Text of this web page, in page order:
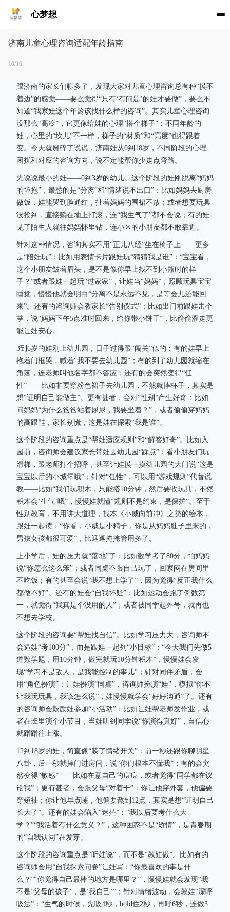
心梦想
济南儿童心理咨询适配年龄指南
10/16
跟济南的家长们聊多了，发现大家对儿童心理咨询总有种“摸不
着边”的感觉——要么觉得“只有‘有问题’的娃才要做”，要么不
知道“我家娃这个年龄该找什么样的咨询”。其实儿童心理咨询
没那么“高冷”，它更像给娃的心理“搭个梯子”：不同年龄的
娃，心里的“坎儿”不一样，梯子的“材质”和“高度”也得跟着
变。今天就掰碎了说说，济南娃从0到18岁，不同阶段的心理
困扰和对应的咨询方向，说不定能帮你少走点弯路。
先说说最小的娃——0到3岁的幼儿。这个阶段的娃刚脱离“妈妈
的怀抱”，最愁的是“分离”和“情绪说不出口”：比如妈妈去厨房
做饭，娃能哭到脸通红，扯着妈妈的围裙不放；或者想要玩具
没抢到，直接躺在地上打滚，连“我生气了”都不会说；有的娃
见了陌生人就往妈妈怀里钻，连小区的小朋友都不敢靠近。
针对这种情况，咨询其实不用“正儿八经”坐在椅子上——更多
是“陪娃玩”：比如用表情卡片跟娃玩“猜猜我是谁”：“宝宝看，
这个小朋友皱着眉头，是不是像你早上找不到小熊时的样
子？”或者跟娃一起玩“过家家”，让娃当“妈妈”，照顾玩具宝宝
睡觉，慢慢他就会明白“分离不是永远不见，是等会儿还能回
来”。还有的咨询师会教家长“告别仪式”：比如出门前跟娃击个
掌，说“妈妈下午5点准时回来，给你带小饼干”，比偷偷溜走更
能让娃安心。
3到6岁的娃刚上幼儿园，日子过得跟“闯关”似的：有的娃早上
抱着门框哭，喊着“我不要去幼儿园”；有的到了幼儿园就缩在
角落，连老师叫他名字都不答应；还有的会突然变得“任
性”——比如非要穿粉色裙子去幼儿园，不然就摔杯子，其实是
想“证明自己能做主”。更有甚者，会对“性别”产生好奇：比如
问妈妈“为什么爸爸站着尿尿，我要坐着？”，或者偷偷穿妈妈
的高跟鞋，家长别慌，这是娃在探索“我是谁”。
这个阶段的咨询重点是“帮娃适应规则”和“解答好奇”。比如入
园前，咨询师会建议家长带娃去幼儿园“踩点”：看小朋友们玩
滑梯，跟老师打个招呼，甚至让娃摸一摸幼儿园的大门说“这是
宝宝以后的小城堡哦”；针对“任性”，可以用“游戏规则”代替说
教——比如“我们玩积木，只能搭10分钟，然后要收玩具，不然
积木会‘生气’哦”，慢慢娃就懂“规则不是约束，是保护”。至于
性别教育，不用讲大道理，找本《小威向前冲》之类的绘本，
跟娃一起读：“你看，小威是小精子，你是从妈妈肚子里来的，
男孩女孩都很可爱”，比遮遮掩掩管用多了。
上小学后，娃的压力就“落地”了：比如数学考了80分，怕妈妈
说“你怎么这么笨”；或者同桌不跟自己玩了，回家闷在房间里
不吃饭；有的甚至会说“我不想上学了”，因为觉得“反正我什么
都做不好”。还有的娃会“自我怀疑”：比如运动会跑了倒数第
一，就觉得“我真是个没用的人”；或者被同学起外号，就再也
不想去学校。
这个阶段的咨询要“帮娃找自信”。比如学习压力大，咨询师不
会逼娃“考100分”，而是跟娃一起列“小目标”：“今天我们先做5
道数学题，用10分钟，做完就玩10分钟积木”，慢慢娃会发
现“学习不是敌人，是我能控制的事儿”；针对同伴矛盾，会
用“角色扮演”：让娃扮演“同桌”，咨询师扮演“娃”，模拟“你不
让我玩玩具，我该怎么说”，娃慢慢就学会“好好沟通”了。还有
的咨询师会鼓励娃参加“小活动”：比如让娃帮老师发作业，或
者在班里演个小节目，当娃听到同学说“你演得真好”，自信心
就蹭蹭往上涨。
12到18岁的娃，简直像“装了情绪开关”：前一秒还跟你聊明星
八卦，后一秒就摔门进房间，说“你们根本不懂我”；有的会突
然变得“敏感”——比如在意自己的痘痘，或者觉得“同学都在议
论我”；更有甚者，会跟父母“对着干”：你让他穿外套，他偏要
穿短袖；你让他早点睡，他偏要熬到12点，其实是想“证明自己
长大了”。还有的娃会陷入“迷茫”：“我以后要考什么大
学？”“我活着有什么意义？”，这种困惑不是“矫情”，是青春期
的“自我认同”在发芽。
这个阶段的咨询重点是“听娃说”，而不是“教娃做”。比如有的
咨询师会用“自我探索问卷”让娃写：“你最喜欢的事是什
么？”“你觉得自己最棒的地方是哪里？”，慢慢娃就会发现“我
不是‘父母的孩子’，是‘我自己’”；针对情绪波动，会教娃“深呼
吸法”：“生气的时候，先吸4秒，hold住2秒，再呼6秒，连做3